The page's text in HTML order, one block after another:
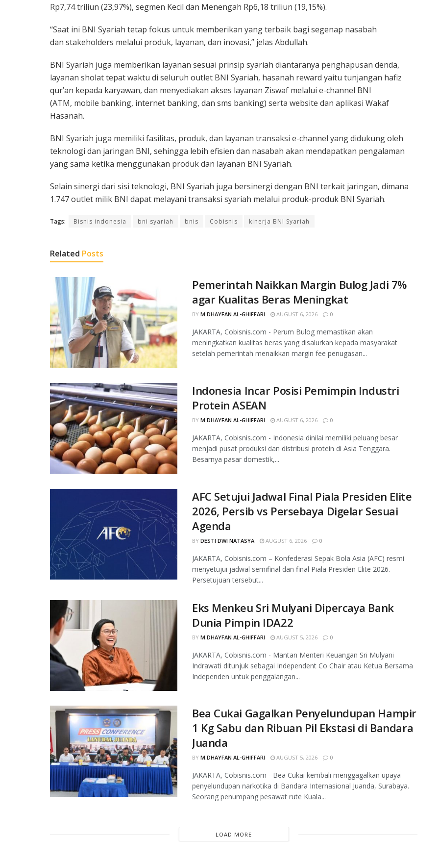
Rp7,74 triliun (23,97%), segmen Kecil dan Menengah Rp6,18 triliun (19,15%).
“Saat ini BNI Syariah tetap fokus untuk memberikan yang terbaik bagi segenap nasabah
dan stakeholders melalui produk, layanan, dan inovasi,” jelas Abdullah.
BNI Syariah juga memberikan layanan sesuai prinsip syariah diantaranya penghapusan denda,
layanan sholat tepat waktu di seluruh outlet BNI Syariah, hasanah reward yaitu tunjangan hafiz
qur’an kepada karyawan, dan menyediakan akses layanan Ziswaf melalui e-channel BNI
(ATM, mobile banking, internet banking, dan sms banking) serta website dan aplikasi Wakaf
Hasanah.
BNI Syariah juga memiliki fasilitas, produk, dan layanan transaksi e-channel yang didukung oleh
teknologi dan jaringan BNI, sehingga lebih efisien dan nasabah akan mendapatkan pengalaman
yang sama ketika menggunakan produk dan layanan BNI Syariah.
Selain sinergi dari sisi teknologi, BNI Syariah juga bersinergi dengan BNI terkait jaringan, dimana
1.747 outlet milik BNI dapat melayani transaksi syariah melalui produk-produk BNI Syariah.
Tags: Bisnis indonesia bni syariah bnis Cobisnis kinerja BNI Syariah
Related Posts
Pemerintah Naikkan Margin Bulog Jadi 7%
agar Kualitas Beras Meningkat
BY M.DHAYFAN AL-GHIFFARI AUGUST 6, 2026 0
JAKARTA, Cobisnis.com - Perum Bulog memastikan akan
meningkatkan kualitas beras yang disalurkan kepada masyarakat
setelah pemerintah menaikkan margin fee penugasan...
Indonesia Incar Posisi Pemimpin Industri
Protein ASEAN
BY M.DHAYFAN AL-GHIFFARI AUGUST 6, 2026 0
JAKARTA, Cobisnis.com - Indonesia dinilai memiliki peluang besar
menjadi pusat produksi dan distribusi protein di Asia Tenggara.
Besarnya pasar domestik,...
AFC Setujui Jadwal Final Piala Presiden Elite
2026, Persib vs Persebaya Digelar Sesuai
Agenda
BY DESTI DWI NATASYA AUGUST 6, 2026 0
JAKARTA, Cobisnis.com – Konfederasi Sepak Bola Asia (AFC) resmi
menyetujui jadwal semifinal dan final Piala Presiden Elite 2026.
Persetujuan tersebut...
Eks Menkeu Sri Mulyani Dipercaya Bank
Dunia Pimpin IDA22
BY M.DHAYFAN AL-GHIFFARI AUGUST 5, 2026 0
JAKARTA, Cobisnis.com - Mantan Menteri Keuangan Sri Mulyani
Indrawati ditunjuk sebagai Independent Co Chair atau Ketua Bersama
Independen untuk penggalangan...
Bea Cukai Gagalkan Penyelundupan Hampir
1 Kg Sabu dan Ribuan Pil Ekstasi di Bandara
Juanda
BY M.DHAYFAN AL-GHIFFARI AUGUST 5, 2026 0
JAKARTA, Cobisnis.com - Bea Cukai kembali menggagalkan upaya
penyelundupan narkotika di Bandara Internasional Juanda, Surabaya.
Seorang penumpang pesawat rute Kuala...
LOAD MORE